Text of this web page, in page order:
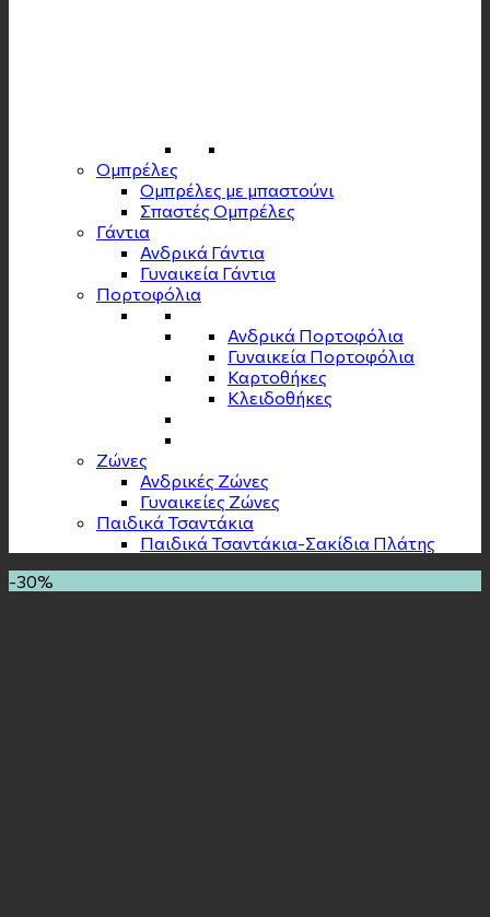
Ομπρέλες
Ομπρέλες με μπαστούνι
Σπαστές Ομπρέλες
Γάντια
Ανδρικά Γάντια
Γυναικεία Γάντια
Πορτοφόλια
Ανδρικά Πορτοφόλια
Γυναικεία Πορτοφόλια
Καρτοθήκες
Κλειδοθήκες
Zώνες
Ανδρικές Ζώνες
Γυναικείες Ζώνες
Παιδικά Τσαντάκια
Παιδικά Τσαντάκια-Σακίδια Πλάτης
-30%